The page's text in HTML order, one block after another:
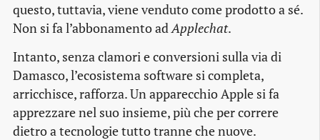
questo, tuttavia, viene venduto come prodotto a sé.
Non si fa l’abbonamento adApplechat.
Intanto, senza clamori e conversioni sulla via di
Damasco, l’ecosistema software si completa,
arricchisce, rafforza. Un apparecchio Apple si fa
apprezzare nel suo insieme, più che per correre
dietro a tecnologie tutto tranne che nuove.